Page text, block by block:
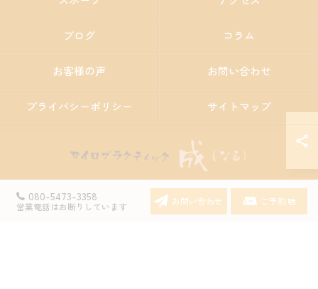
080-5473-3358
営業電話はお断りしています
お問い合わせ ご予約
ブログ コラム
お客様の声 お問い合わせ
プライバシーポリシー サイトマップ
© 2026 愛知県豊田の整体ならカイロプラクティック 成 ALL RIGHTS RESERVED.